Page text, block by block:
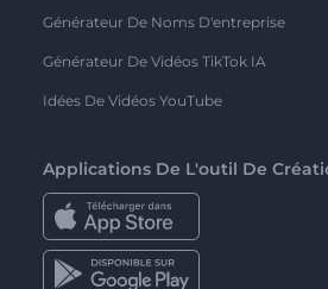
Générateur De Noms D'entreprise
Générateur De Vidéos TikTok IA
Idées De Vidéos YouTube
Applications De L'outil De